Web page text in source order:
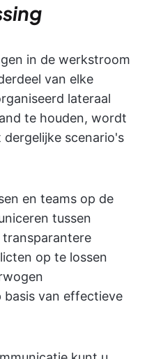
in de werkstroom
van elke
lateraal
te houden, wordt
scenario's
en teams op de
tussen
op te lossen
van effectieve